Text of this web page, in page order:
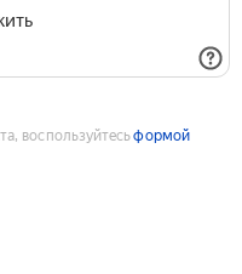
воспользуйтесьформой